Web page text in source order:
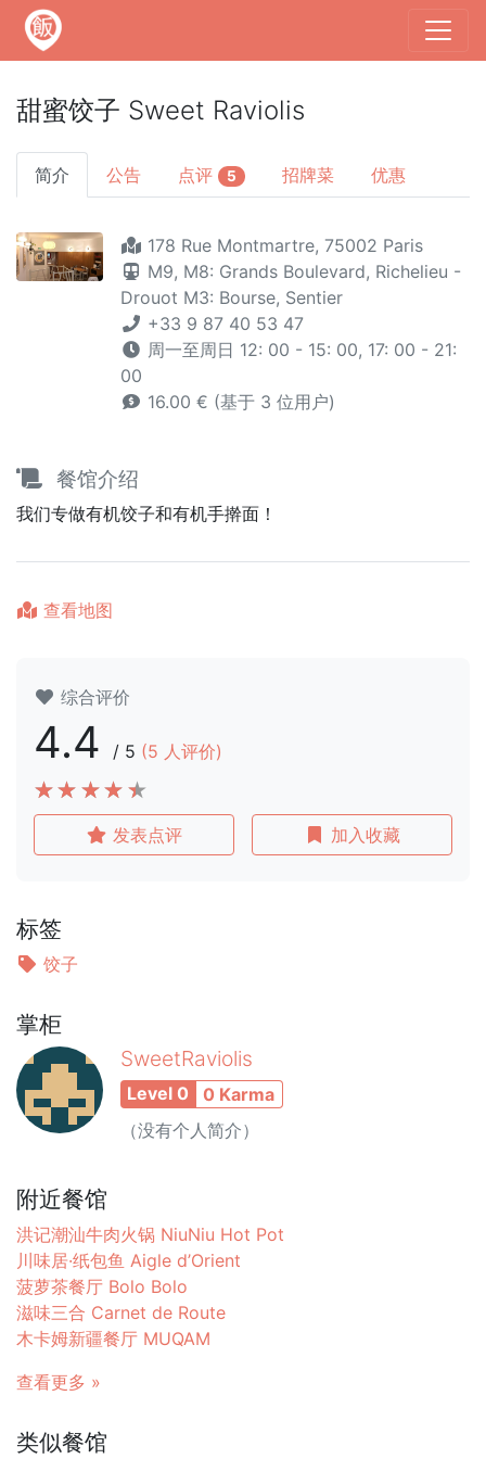
甜蜜饺子 Sweet Raviolis
简介 公告 点评 5 招牌菜 优惠
178 Rue Montmartre, 75002 Paris
M9, M8: Grands Boulevard, Richelieu -
Drouot M3: Bourse, Sentier
+33 9 87 40 53 47
周一至周日 12: 00 - 15: 00, 17: 00 - 21:
00
16.00 € (基于 3 位用户)
餐馆介绍
我们专做有机饺子和有机手擀面！
查看地图
综合评价
4.4 / 5 (5 人评价)
发表点评 加入收藏
标签
饺子
掌柜
SweetRaviolis
Level 0
0 Karma
（没有个人简介）
附近餐馆
洪记潮汕牛肉火锅 NiuNiu Hot Pot
川味居·纸包鱼 Aigle d’Orient
菠萝茶餐厅 Bolo Bolo
滋味三合 Carnet de Route
木卡姆新疆餐厅 MUQAM
查看更多 »
类似餐馆